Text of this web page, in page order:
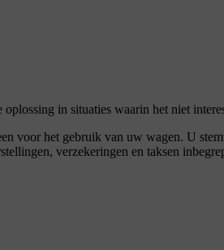
in situaties waarin het niet
voor het gebruik van uw wagen. U
verzekeringen en taksen